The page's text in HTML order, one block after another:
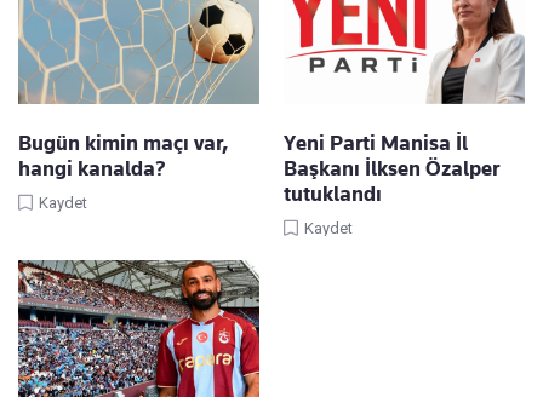
Bugün kimin maçı var,
hangi kanalda?
Kaydet
Yeni Parti Manisa İl
Başkanı İlksen Özalper
tutuklandı
Kaydet